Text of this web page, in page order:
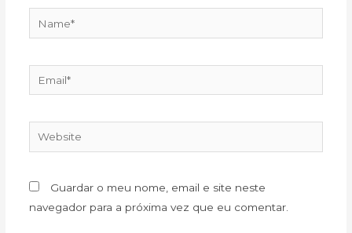
Website
Guardar o meu nome, email e site neste
navegador para a próxima vez que eu comentar.